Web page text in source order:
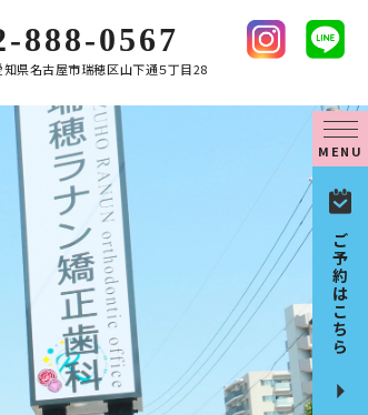
888-0567
県名古屋市瑞穂区山下通５丁目28
MENU
ご
予
約
は
こ
ち
ら